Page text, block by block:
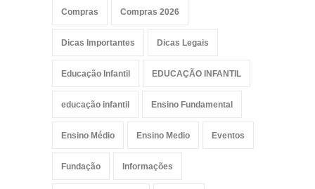
Compras Compras 2026
Dicas Importantes Dicas Legais
Educação Infantil EDUCAÇÃO INFANTIL
educação infantil Ensino Fundamental
Ensino Médio Ensino Medio Eventos
Fundação Informações